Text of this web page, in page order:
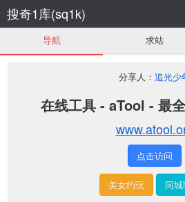
搜奇1库(sq1k)
导航 求站
分享人： 追光少
在线工具 - aTool - 最
点击访问
美女约玩 同